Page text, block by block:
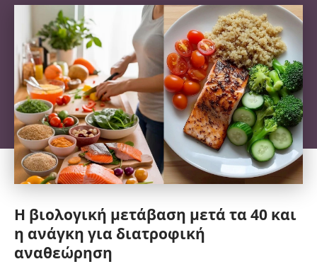
Η βιολογική μετάβαση μετά τα 40 και
η ανάγκη για διατροφική
αναθεώρηση